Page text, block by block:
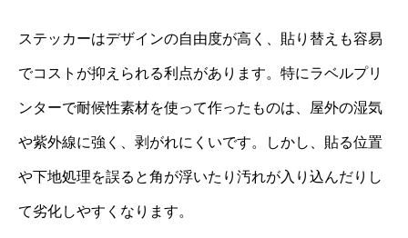
ステッカーはデザインの自由度が高く、貼り替えも容易
でコストが抑えられる利点があります。特にラベルプリ
ンターで耐候性素材を使って作ったものは、屋外の湿気
や紫外線に強く、剥がれにくいです。しかし、貼る位置
や下地処理を誤ると角が浮いたり汚れが入り込んだりし
て劣化しやすくなります。